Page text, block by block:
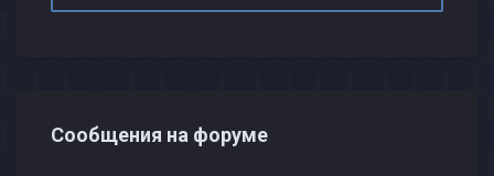
Сообщения на форуме